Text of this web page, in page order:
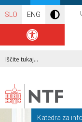
SLO ENG
Katedra za